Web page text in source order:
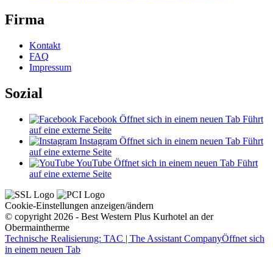
Firma
Kontakt
FAQ
Impressum
Sozial
Facebook Öffnet sich in einem neuen Tab Führt
auf eine externe Seite
Instagram Öffnet sich in einem neuen Tab Führt
auf eine externe Seite
YouTube Öffnet sich in einem neuen Tab Führt
auf eine externe Seite
Cookie-Einstellungen anzeigen/ändern
© copyright 2026 - Best Western Plus Kurhotel an der
Obermaintherme
Technische Realisierung: TAC | The Assistant CompanyÖffnet sich
in einem neuen Tab